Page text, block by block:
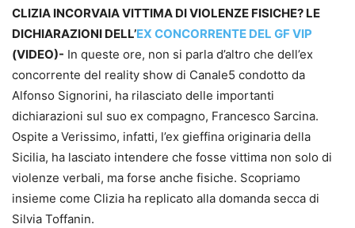
CLIZIA INCORVAIA VITTIMA DI VIOLENZE FISICHE? LE
DICHIARAZIONI DELL’EX CONCORRENTE DEL GF VIP
(VIDEO)- In queste ore, non si parla d’altro che dell’ex
concorrente del reality show di Canale5 condotto da
Alfonso Signorini, ha rilasciato delle importanti
dichiarazioni sul suo ex compagno, Francesco Sarcina.
Ospite a Verissimo, infatti, l’ex gieffina originaria della
Sicilia, ha lasciato intendere che fosse vittima non solo di
violenze verbali, ma forse anche fisiche. Scopriamo
insieme come Clizia ha replicato alla domanda secca di
Silvia Toffanin.